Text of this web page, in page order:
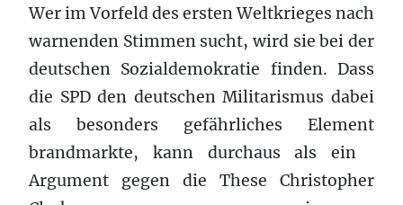
Wer im Vorfeld des ersten Weltkrieges nach
warnenden Stimmen sucht, wird sie bei der
deutschen Sozialdemokratie finden. Dass
die SPD den deutschen Militarismus dabei
als besonders gefährliches Element
brandmarkte, kann durchaus als ein
Argument gegen die These Christopher